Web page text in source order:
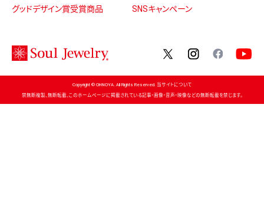
グッドデザイン賞受賞商品
SNSキャンペーン
twitterinstagram
Copyright © OHNOYA. All Rights Reserved. 当サイトについて
禁無断複製、無断転載、このホームページに掲載されている記事・画像・音声・映像などの無断転載を禁じます。